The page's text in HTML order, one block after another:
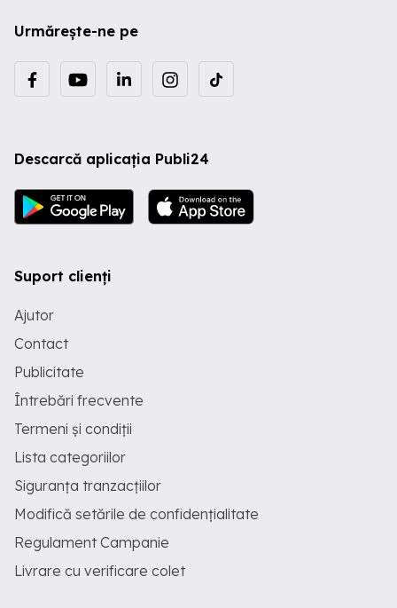
Urmărește-ne pe
Descarcă aplicația Publi24
Suport clienți
Ajutor
Contact
Publicitate
Întrebări frecvente
Termeni și condiții
Lista categoriilor
Siguranța tranzacțiilor
Modifică setările de confidențialitate
Regulament Campanie
Livrare cu verificare colet